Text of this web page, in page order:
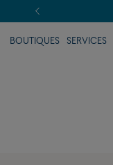
BOUTIQUES SERVICES